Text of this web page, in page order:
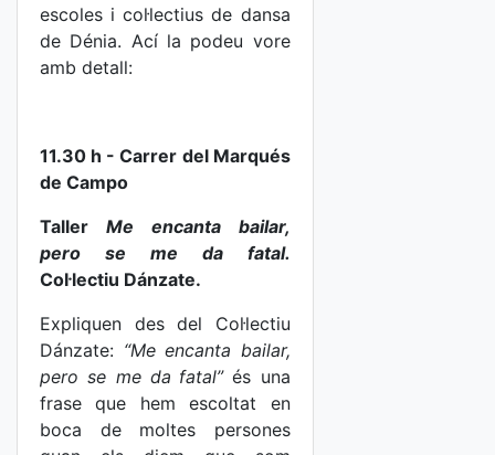
escoles i col·lectius de dansa
de Dénia. Ací la podeu vore
amb detall:
11.30 h - Carrer del Marqués
de Campo
Taller Me encanta bailar,
pero se me da fatal.
Col·lectiu Dánzate.
Expliquen des del Col·lectiu
Dánzate: “Me encanta bailar,
pero se me da fatal” és una
frase que hem escoltat en
boca de moltes persones